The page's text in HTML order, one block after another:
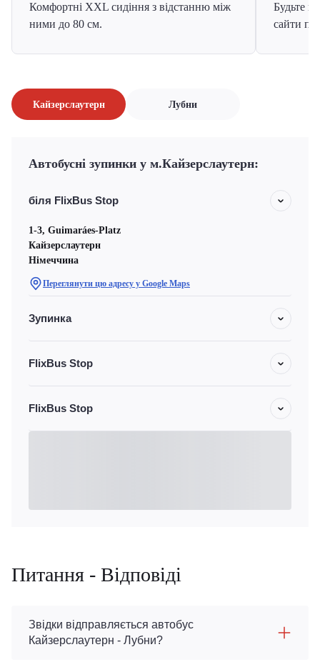
Комфортні XXL сидіння з відстанню між
ними до 80 см.
Будьте
сайти
Кайзерслаутерн Лубни
Автобусні зупинки у м.Кайзерслаутерн:
біля FlixBus Stop
1-3, Guimaráes-Platz
Кайзерслаутерн
Німеччина
Переглянути цю адресу у Google Maps
Зупинка
FlixBus Stop
FlixBus Stop
Питання - Відповіді
Звідки відправляється автобус
Кайзерслаутерн - Лубни?